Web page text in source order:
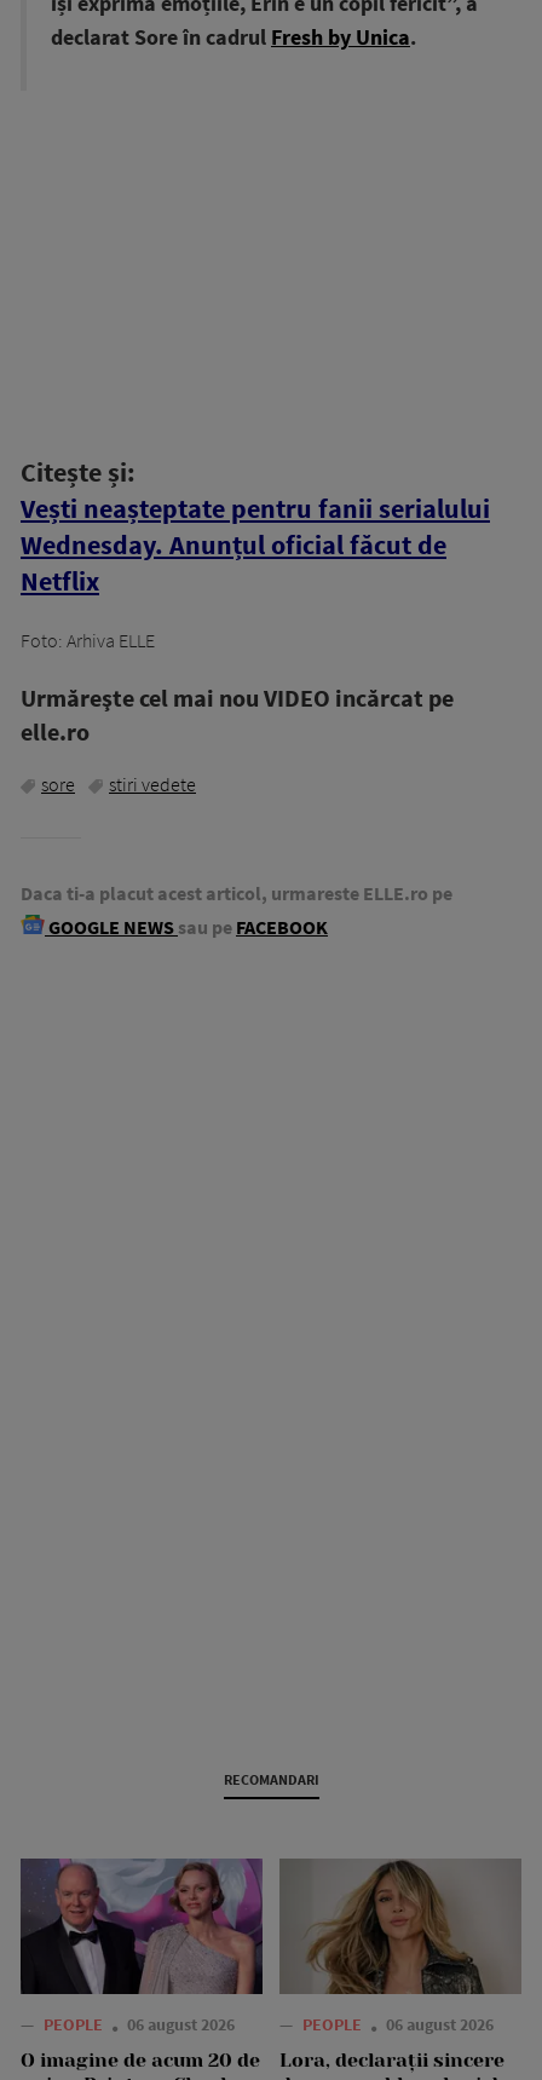
declarat Sore în cadrul Fresh by Unica.
Citește și:
Vești neașteptate pentru fanii serialului
Wednesday. Anunțul oficial făcut de
Netflix
Foto: Arhiva ELLE
Urmăreşte cel mai nou VIDEO incărcat pe
elle.ro
sore stiri vedete
Daca ti-a placut acest articol, urmareste ELLE.ro pe
GOOGLE NEWS sau pe FACEBOOK
RECOMANDARI
— PEOPLE 06 august 2026
O imagine de acum 20 de
— PEOPLE 06 august 2026
Lora, declarații sincere